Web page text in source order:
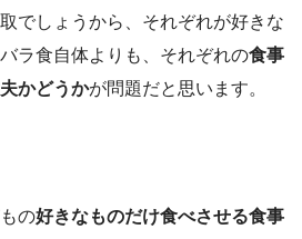
でしょうから、それぞれが好きな
ラ食自体よりも、それぞれの食事
かどうかが問題だと思います。
の好きなものだけ食べさせる食事